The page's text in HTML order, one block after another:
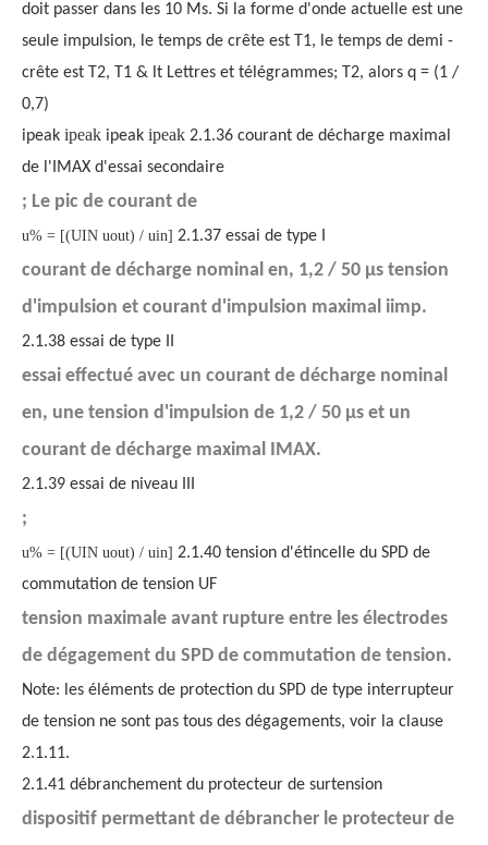
doit passer dans les 10 Ms. Si la forme d'onde actuelle est une
seule impulsion, le temps de crête est T1, le temps de demi -
crête est T2, T1 & lt Lettres et télégrammes; T2, alors q = (1 /
0,7)
ipeak ipeak ipeak ipeak 2.1.36 courant de décharge maximal
de l'IMAX d'essai secondaire
; Le pic de courant de
u% = [(UIN uout) / uin] 2.1.37 essai de type I
courant de décharge nominal en, 1,2 / 50 µs tension
d'impulsion et courant d'impulsion maximal iimp.
2.1.38 essai de type II
essai effectué avec un courant de décharge nominal
en, une tension d'impulsion de 1,2 / 50 µs et un
courant de décharge maximal IMAX.
2.1.39 essai de niveau III
;
u% = [(UIN uout) / uin] 2.1.40 tension d'étincelle du SPD de
commutation de tension UF
tension maximale avant rupture entre les électrodes
de dégagement du SPD de commutation de tension.
Note: les éléments de protection du SPD de type interrupteur
de tension ne sont pas tous des dégagements, voir la clause
2.1.11.
2.1.41 débranchement du protecteur de surtension
dispositif permettant de débrancher le protecteur de